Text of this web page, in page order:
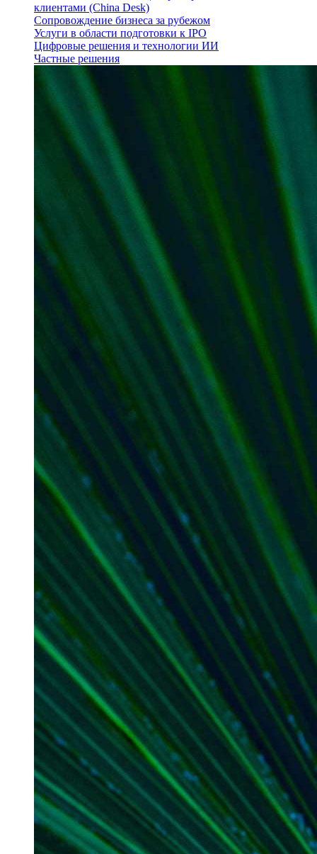
клиентами (China Desk)
Сопровождение бизнеса за рубежом
Услуги в области подготовки к IPO
Цифровые решения и технологии ИИ
Частные решения